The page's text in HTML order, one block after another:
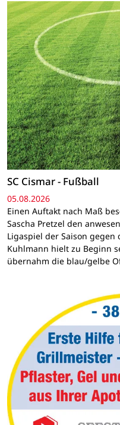
SC Cismar - Fußball
05.08.2026
Einen Auftakt nach Maß
Sascha Pretzel den
Ligaspiel der Saison gegen
Kuhlmann hielt zu Beginn
übernahm die blau/gelbe